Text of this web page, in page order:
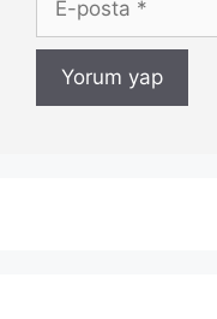
posta